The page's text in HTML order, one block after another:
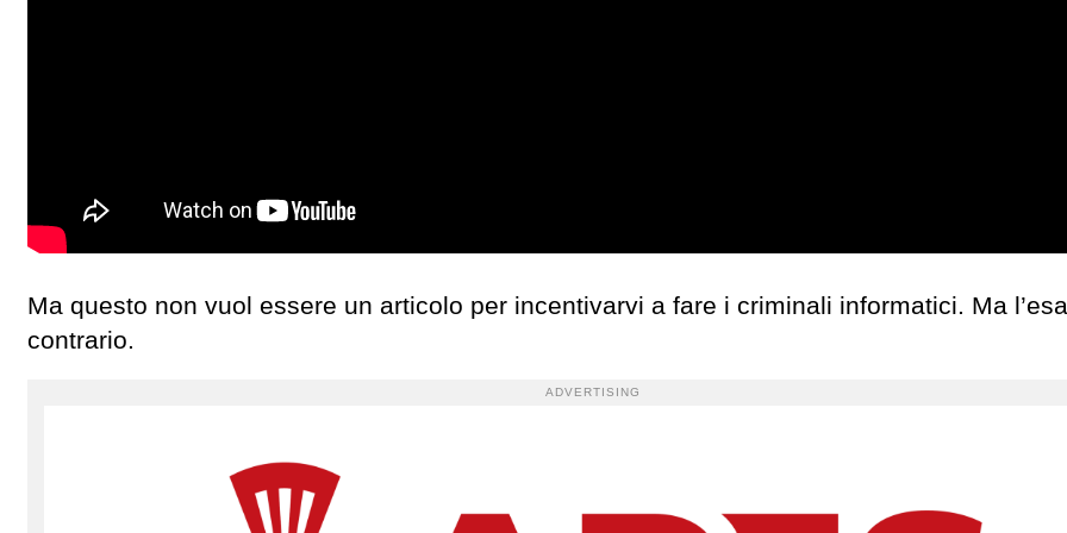
Ma questo non vuol essere un articolo per incentivarvi a fare i criminali informatici. Ma
contrario.
ADVERTISING